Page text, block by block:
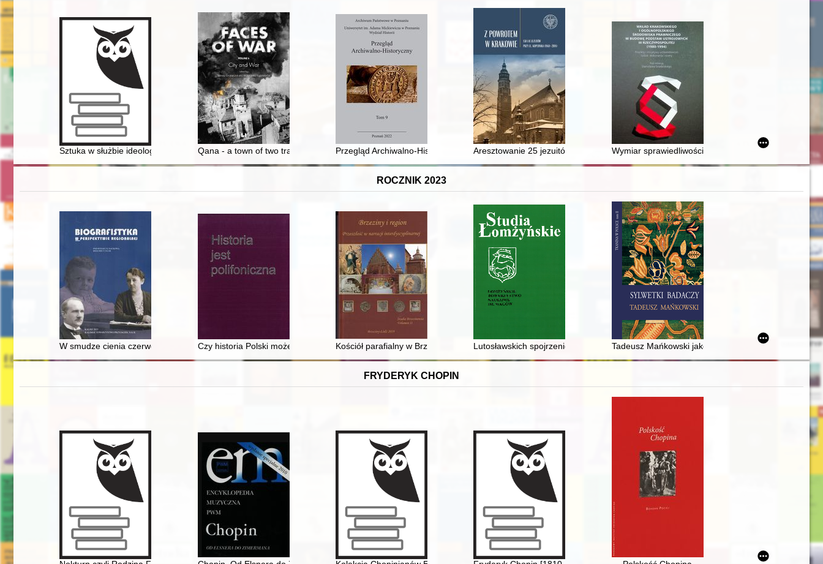
Sztuka w służbie ideologii : wizerunek kobiety w plakacie socrealistycznym PRL-u
Qana - a town of two tragedies Przegląd Archiwalno-Historyczny. T. 9 (2022)Aresztowanie 25 jezuitów z Kolegium Krakowskiego przez Niemców 10 listopada 1939
Wymiar sprawiedliwości" po 13 grudnia 1981 roku
ROCZNIK 2023
W smudze cienia czerwonej gwiazdy i brunatnej swastyki : z Kresów południowo-wschodnich do kraju Warty : wojenne perypetie sióstr zakonnych pochodzących z Poznańskiego na przykładzie
Czy historia Polski może być przedmiotem prywatnego objawienia? : (kazus "Elementarza dla dzieci »Kocham Polskę«" - ku przestrodze)
Kościół parafialny w Brzezinach : wybrane problemy artystyczne
Lutosławskich spojrzenie na historię PolskiTadeusz Mańkowski jako badacz sztuki lwowskiej
FRYDERYK CHOPIN